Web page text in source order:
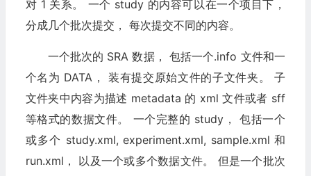
对 1 关系。 一个 study 的内容可以在一个项目下，
分成几个批次提交， 每次提交不同的内容。
一个批次的 SRA 数据， 包括一个.info 文件和一
个名为 DATA， 装有提交原始文件的子文件夹。 子
文件夹中内容为描述 metadata 的 xml 文件或者 sff
等格式的数据文件。 一个完整的 study， 包括一个
或多个 study.xml, experiment.xml, sample.xml 和
run.xml， 以及一个或多个数据文件。 但是一个批次